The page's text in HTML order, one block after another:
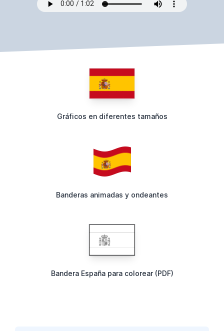
Gráficos en diferentes tamaños
Banderas animadas y ondeantes
Bandera España para colorear (PDF)